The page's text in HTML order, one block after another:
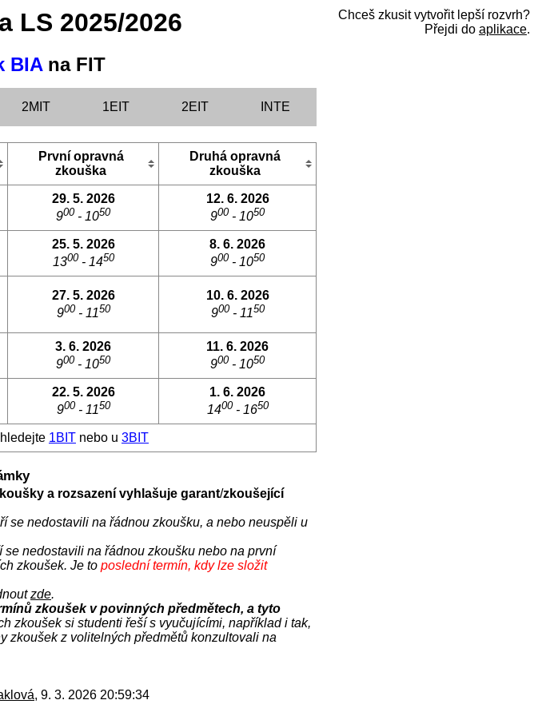
Chceš zkusit vytvořit lepší rozvrh?
Přejdi do aplikace.
LS 2025/2026
BIAna FIT
2MIT 1EIT 2EIT INTE
První opravná
zkouška
Druhá opravná
zkouška
29. 5. 2026
900 - 1050
12. 6. 2026
900 - 1050
25. 5. 2026
1300- 1450
8. 6. 2026
900 - 1050
27. 5. 2026
900- 1150
10. 6. 2026
900- 1150
3. 6. 2026
900 - 1050
11. 6. 2026
900 - 1050
22. 5. 2026
900- 1150
1. 6. 2026
1400- 1650
1BIT nebo u 3BIT
a rozsazení vyhlašuje garant/zkoušející
se nedostavili na řádnou zkoušku, a nebo neuspěli u
se nedostavili na řádnou zkoušku nebo na první
zkoušek. Je to poslední termín, kdy lze složit
zde.
zkoušek v povinných předmětech, a tyto
zkoušek si studenti řeší s vyučujícími, například i tak,
zkoušek z volitelných předmětů konzultovali na
, 9. 3. 2026 20:59:34